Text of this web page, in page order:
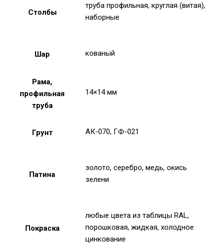
Столбы
труба профильная, круглая (витая),
наборные
Шар кованый
Рама,
профильная
труба
14×14 мм
Грунт АК-070, ГФ-021
Патина
золото, серебро, медь, окись
зелени
Покраска
любые цвета из таблицы RAL,
порошковая, жидкая, холодное
цинкование